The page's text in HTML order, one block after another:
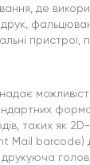
де
пристрої,
таких як
Mail barcode)
друкуюча